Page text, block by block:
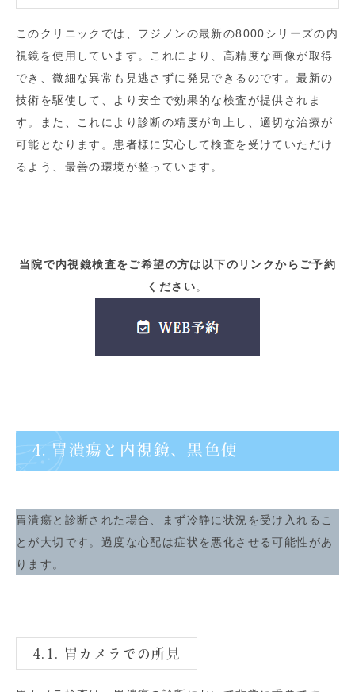
このクリニックでは、フジノンの最新の8000シリーズの内
視鏡を使用しています。これにより、高精度な画像が取得
でき、微細な異常も見逃さずに発見できるのです。最新の
技術を駆使して、より安全で効果的な検査が提供されま
す。また、これにより診断の精度が向上し、適切な治療が
可能となります。患者様に安心して検査を受けていただけ
るよう、最善の環境が整っています。
当院で内視鏡検査をご希望の方は以下のリンクからご予約
ください。
4. 胃潰瘍と内視鏡、黒色便
胃潰瘍と診断された場合、まず冷静に状況を受け入れるこ
とが大切です。過度な心配は症状を悪化させる可能性があ
ります。
4.1. 胃カメラでの所見